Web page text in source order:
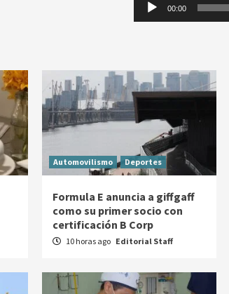
00:00
Automovilismo Deportes
Formula E anuncia a giffgaff
como su primer socio con
certificación B Corp
10 horas ago Editorial Staff